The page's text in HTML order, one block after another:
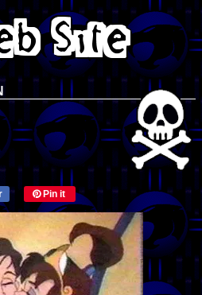
Pin it